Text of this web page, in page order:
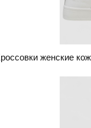
женские